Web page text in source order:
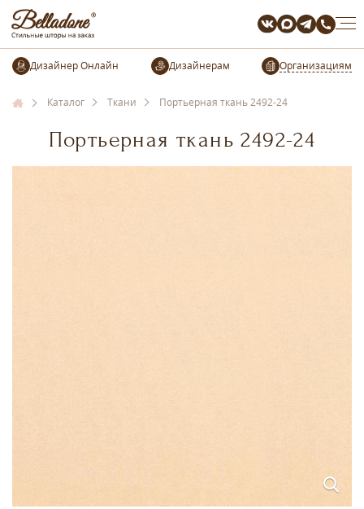
Организациям
Каталог Ткани Портьерная ткань 2492-24
Портьерная ткань 2492-24